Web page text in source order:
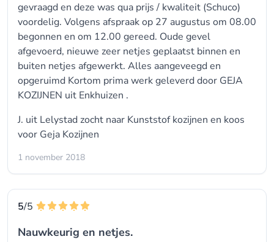
gevraagd en deze was qua prijs / kwaliteit (Schuco)
voordelig. Volgens afspraak op 27 augustus om 08.00
begonnen en om 12.00 gereed. Oude gevel
afgevoerd, nieuwe zeer netjes geplaatst binnen en
buiten netjes afgewerkt. Alles aangeveegd en
opgeruimd Kortom prima werk geleverd door GEJA
KOZIJNEN uit Enkhuizen .
J. uit Lelystad zocht naar Kunststof kozijnen en koos
voor Geja Kozijnen
1 november 2018
5/5
Nauwkeurig en netjes.